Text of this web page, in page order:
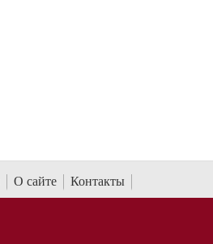
О сайте Контакты